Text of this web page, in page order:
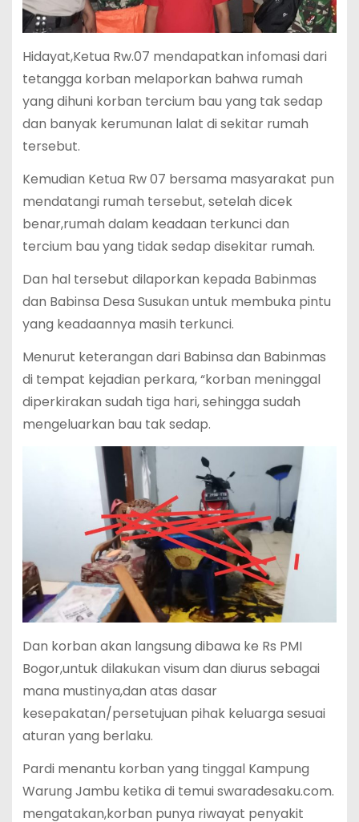
Hidayat,Ketua Rw.07 mendapatkan infomasi dari
tetangga korban melaporkan bahwa rumah
yang dihuni korban tercium bau yang tak sedap
dan banyak kerumunan lalat di sekitar rumah
tersebut.
Kemudian Ketua Rw 07 bersama masyarakat pun
mendatangi rumah tersebut, setelah dicek
benar,rumah dalam keadaan terkunci dan
tercium bau yang tidak sedap disekitar rumah.
Dan hal tersebut dilaporkan kepada Babinmas
dan Babinsa Desa Susukan untuk membuka pintu
yang keadaannya masih terkunci.
Menurut keterangan dari Babinsa dan Babinmas
di tempat kejadian perkara, “korban meninggal
diperkirakan sudah tiga hari, sehingga sudah
mengeluarkan bau tak sedap.
Dan korban akan langsung dibawa ke Rs PMI
Bogor,untuk dilakukan visum dan diurus sebagai
mana mustinya,dan atas dasar
kesepakatan/persetujuan pihak keluarga sesuai
aturan yang berlaku.
Pardi menantu korban yang tinggal Kampung
Warung Jambu ketika di temui swaradesaku.com.
mengatakan,korban punya riwayat penyakit